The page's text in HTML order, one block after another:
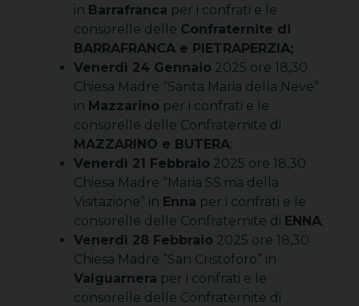
in Barrafranca per i confrati e le
consorelle delle Confraternite di
BARRAFRANCA e PIETRAPERZIA;
Venerdì 24 Gennaio 2025 ore 18,30
Chiesa Madre “Santa Maria della Neve”
in Mazzarino per i confrati e le
consorelle delle Confraternite di
MAZZARINO e BUTERA;
Venerdì 21 Febbraio 2025 ore 18,30
Chiesa Madre “Maria SS.ma della
Visitazione” in Enna per i confrati e le
consorelle delle Confraternite di ENNA;
Venerdì 28 Febbraio 2025 ore 18,30
Chiesa Madre “San Cristoforo” in
Valguarnera per i confrati e le
consorelle delle Confraternite di